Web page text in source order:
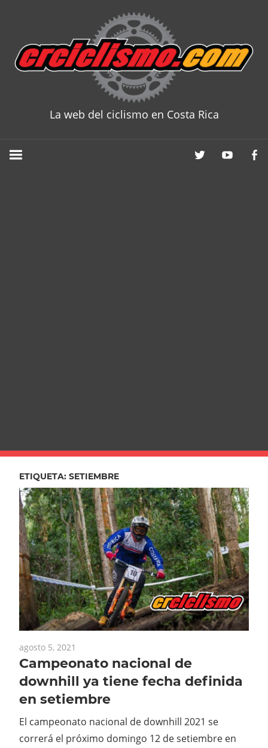
content
La web del ciclismo en Costa Rica
ETIQUETA: SETIEMBRE
agosto 5, 2021
Campeonato nacional de
downhill ya tiene fecha definida
en setiembre
El campeonato nacional de downhill 2021 se
correrá el próximo domingo 12 de setiembre en